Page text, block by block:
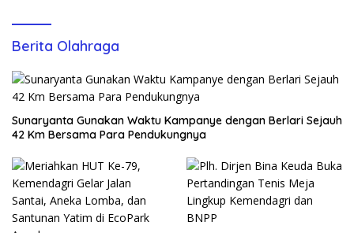
Berita Olahraga
Sunaryanta Gunakan Waktu Kampanye dengan Berlari Sejauh
42 Km Bersama Para Pendukungnya